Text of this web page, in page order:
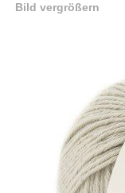
Bild vergrößern